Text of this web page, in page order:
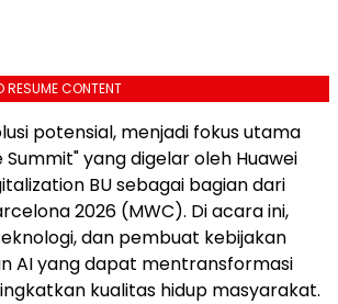
RESUME CONTENT
potensial, menjadi fokus utama
yang digelar oleh Huawei
BU sebagai bagian dari
2026 (MWC). Di acara ini,
dan pembuat kebijakan
AI yang dapat mentransformasi
kualitas hidup masyarakat.